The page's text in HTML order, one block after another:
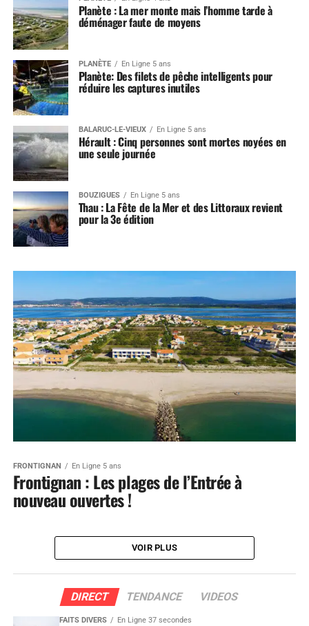
Planète : La mer monte mais l’homme tarde à
déménager faute de moyens
PLANÈTE En Ligne 5 ans
Planète: Des filets de pêche intelligents pour
réduire les captures inutiles
BALARUC-LE-VIEUX En Ligne 5 ans
Hérault : Cinq personnes sont mortes noyées en
une seule journée
BOUZIGUES En Ligne 5 ans
Thau : La Fête de la Mer et des Littoraux revient
pour la 3e édition
FRONTIGNAN En Ligne 5 ans
Frontignan : Les plages de l’Entrée à
nouveau ouvertes !
VOIR PLUS
DIRECT TENDANCE VIDEOS
FAITS DIVERS En Ligne 37 secondes